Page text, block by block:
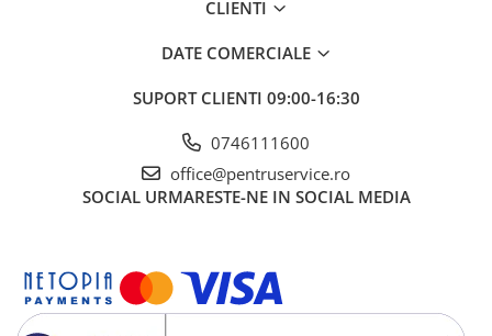
CLIENTI
DATE COMERCIALE
SUPORT CLIENTI 09:00-16:30
0746111600
office@pentruservice.ro
SOCIAL URMARESTE-NE IN SOCIAL MEDIA